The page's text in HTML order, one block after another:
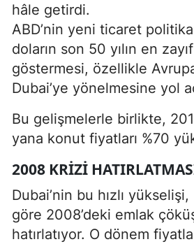
hâle getirdi.
ABD’nin yeni ticaret
doların son 50 yılın en
göstermesi, özellikle
Dubai’ye yönelmesine yol
Bu gelişmelerle birlikte,
yana konut fiyatları %70
2008 KRIZI
Dubai’nin bu hızlı
göre 2008’deki emlak
hatırlatıyor. O dönem